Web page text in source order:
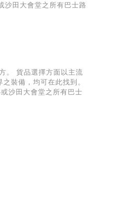
沙田大會堂之所有巴士路
。 貨品選擇方面以主流
裝備，均可在此找到。
沙田大會堂之所有巴士